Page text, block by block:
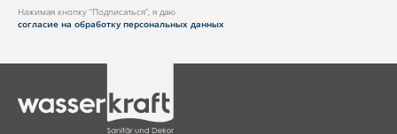
Нажимая кнопку “Подписаться”, я даю
согласие на обработку персональных данных